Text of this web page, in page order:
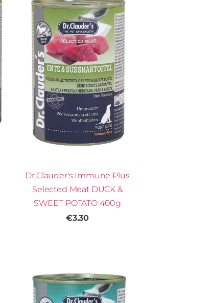
Dr.Clauder's Immune Plus
Selected Meat DUCK &
SWEET POTATO 400g
€3.30